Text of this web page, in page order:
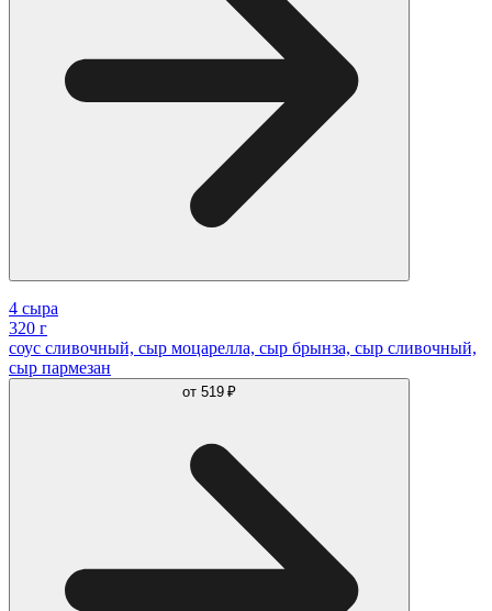
4 сыра
320 г
соус сливочный, сыр моцарелла, сыр брынза, сыр сливочный,
сыр пармезан
от 519 ₽